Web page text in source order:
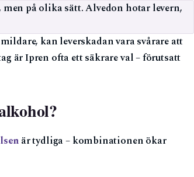
på olika sätt. Alvedon hotar levern,
kan leverskadan vara svårare att
är Ipren ofta ett säkrare val – förutsatt
är tydliga – kombinationen ökar